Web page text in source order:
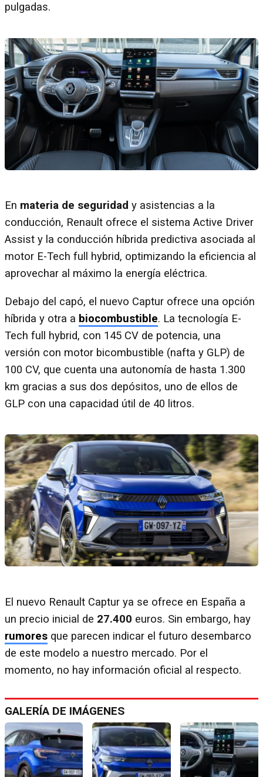
pulgadas.
En materia de seguridad y asistencias a la
conducción, Renault ofrece el sistema Active Driver
Assist y la conducción híbrida predictiva asociada al
motor E-Tech full hybrid, optimizando la eficiencia al
aprovechar al máximo la energía eléctrica.
Debajo del capó, el nuevo Captur ofrece una opción
híbrida y otra a biocombustible. La tecnología E-
Tech full hybrid, con 145 CV de potencia, una
versión con motor bicombustible (nafta y GLP) de
100 CV, que cuenta una autonomía de hasta 1.300
km gracias a sus dos depósitos, uno de ellos de
GLP con una capacidad útil de 40 litros.
El nuevo Renault Captur ya se ofrece en España a
un precio inicial de 27.400 euros. Sin embargo, hay
rumores que parecen indicar el futuro desembarco
de este modelo a nuestro mercado. Por el
momento, no hay información oficial al respecto.
GALERÍA DE IMÁGENES